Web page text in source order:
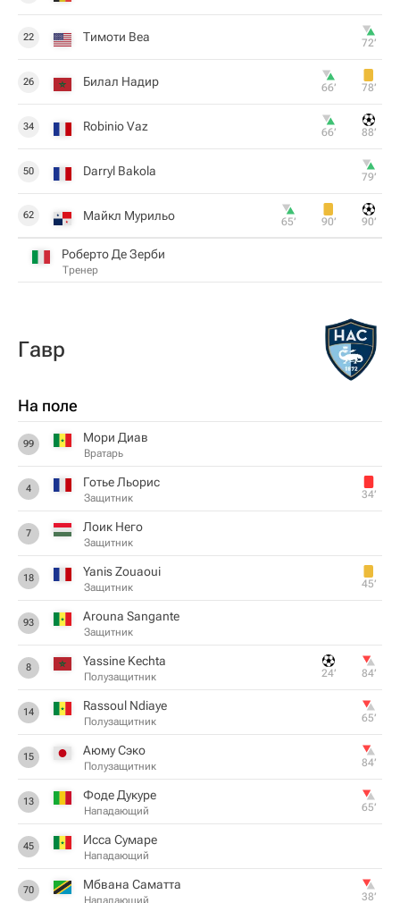
22 Тимоти Веа 72‎’‎
26 Билал Надир 66‎’‎ 78‎’‎
34 Robinio Vaz 66‎’‎ 88‎’‎
50 Darryl Bakola 79‎’‎
62 Майкл Мурильо 65‎’‎ 90‎’‎ 90‎’‎
Роберто Де Зерби
Тренер
Гавр
На поле
99 Мори Диав
Вратарь
4 Готье Льорис
Защитник 34‎’‎
7 Лоик Него
Защитник
18 Yanis Zouaoui
Защитник 45‎’‎
93 Arouna Sangante
Защитник
8 Yassine Kechta
Полузащитник 24‎’‎ 84‎’‎
14 Rassoul Ndiaye
Полузащитник 65‎’‎
15 Аюму Сэко
Полузащитник 84‎’‎
13 Фоде Дукуре
Нападающий 65‎’‎
45 Исса Сумаре
Нападающий
70 Мбвана Саматта
Нападающий 38‎’‎